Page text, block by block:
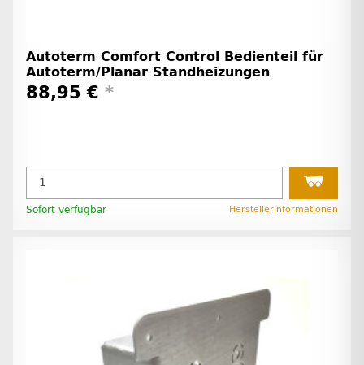
Autoterm Comfort Control Bedienteil für
Autoterm/Planar Standheizungen
88,95 € *
Sofort verfügbar Herstellerinformationen